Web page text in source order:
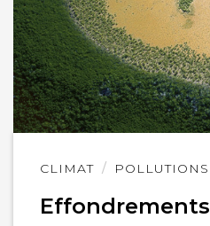
CLIMAT POLLUTIONS
Effondrements
Lire